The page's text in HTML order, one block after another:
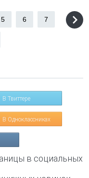
5 6 7
В Твиттере
В Одноклассниках
в социальных